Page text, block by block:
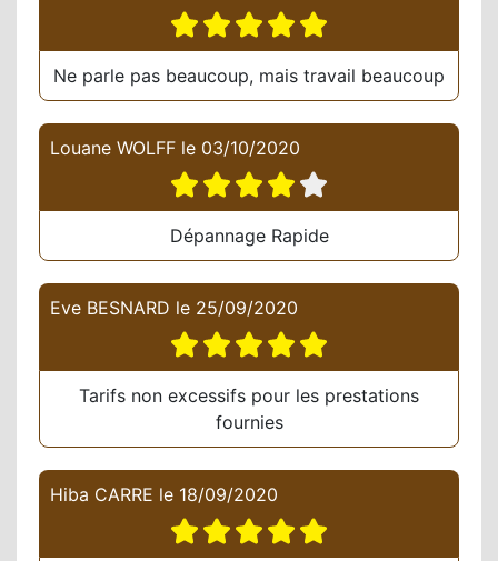
Ne parle pas beaucoup, mais travail beaucoup
Louane WOLFF le 03/10/2020
Dépannage Rapide
Eve BESNARD le 25/09/2020
Tarifs non excessifs pour les prestations
fournies
Hiba CARRE le 18/09/2020